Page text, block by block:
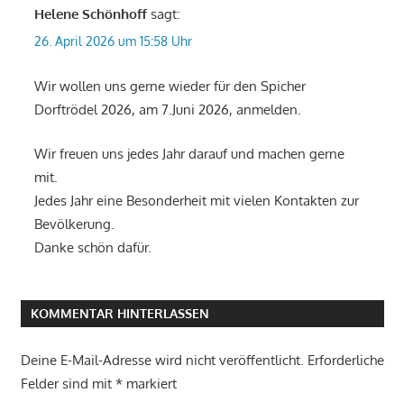
Helene Schönhoff sagt:
26. April 2026 um 15:58 Uhr
Wir wollen uns gerne wieder für den Spicher
Dorftrödel 2026, am 7.Juni 2026, anmelden.
Wir freuen uns jedes Jahr darauf und machen gerne
mit.
Jedes Jahr eine Besonderheit mit vielen Kontakten zur
Bevölkerung.
Danke schön dafür.
KOMMENTAR HINTERLASSEN
Deine E-Mail-Adresse wird nicht veröffentlicht. Erforderliche
Felder sind mit *markiert